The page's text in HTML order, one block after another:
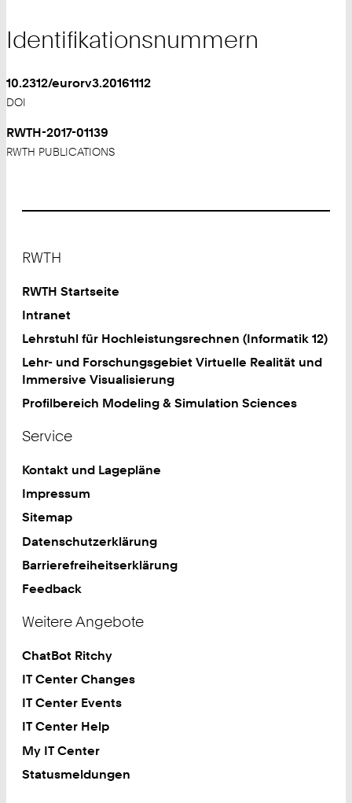
Identifikationsnummern
10.2312/eurorv3.20161112
DOI
RWTH-2017-01139
RWTH PUBLICATIONS
RWTH
RWTH Startseite
Intranet
Lehrstuhl für Hochleistungsrechnen (Informatik 12)
Lehr- und Forschungsgebiet Virtuelle Realität und
Immersive Visualisierung
Profilbereich Modeling & Simulation Sciences
Service
Kontakt und Lagepläne
Impressum
Sitemap
Datenschutzerklärung
Barrierefreiheitserklärung
Feedback
Weitere Angebote
ChatBot Ritchy
IT Center Changes
IT Center Events
IT Center Help
My IT Center
Statusmeldungen